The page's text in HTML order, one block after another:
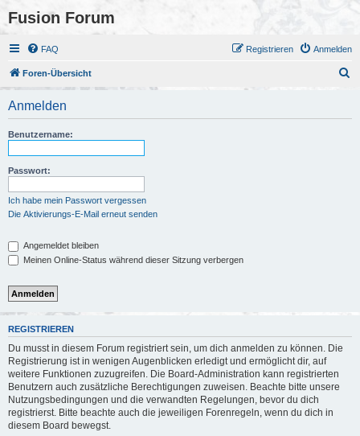
Fusion Forum
FAQ Anmelden
Registrieren
Foren-Übersicht
Anmelden
Benutzername:
Passwort:
Ich habe mein Passwort vergessen
Die Aktivierungs-E-Mail erneut senden
Angemeldet bleiben
Meinen Online-Status während dieser Sitzung verbergen
REGISTRIEREN
Du musst in diesem Forum registriert sein, um dich anmelden zu können. Die
Registrierung ist in wenigen Augenblicken erledigt und ermöglicht dir, auf
weitere Funktionen zuzugreifen. Die Board-Administration kann registrierten
Benutzern auch zusätzliche Berechtigungen zuweisen. Beachte bitte unsere
Nutzungsbedingungen und die verwandten Regelungen, bevor du dich
registrierst. Bitte beachte auch die jeweiligen Forenregeln, wenn du dich in
diesem Board bewegst.